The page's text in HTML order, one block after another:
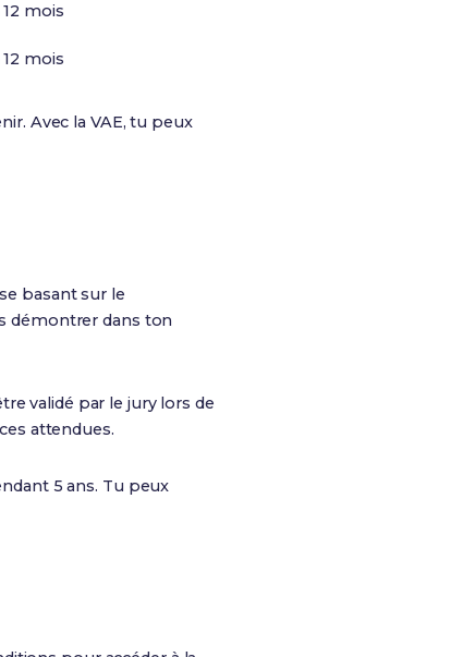
12 mois
12 mois
Avec la VAE, tu peux
basant sur le
démontrer dans ton
validé par le jury lors de
attendues.
5 ans. Tu peux